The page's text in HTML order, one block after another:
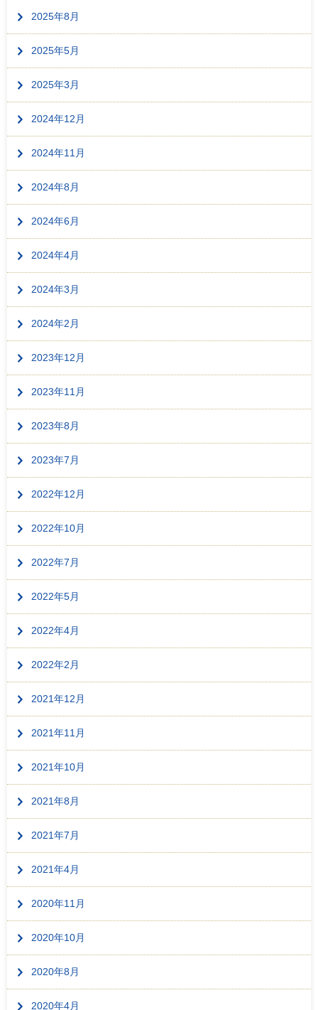
2025年8月
2025年5月
2025年3月
2024年12月
2024年11月
2024年8月
2024年6月
2024年4月
2024年3月
2024年2月
2023年12月
2023年11月
2023年8月
2023年7月
2022年12月
2022年10月
2022年7月
2022年5月
2022年4月
2022年2月
2021年12月
2021年11月
2021年10月
2021年8月
2021年7月
2021年4月
2020年11月
2020年10月
2020年8月
2020年4月